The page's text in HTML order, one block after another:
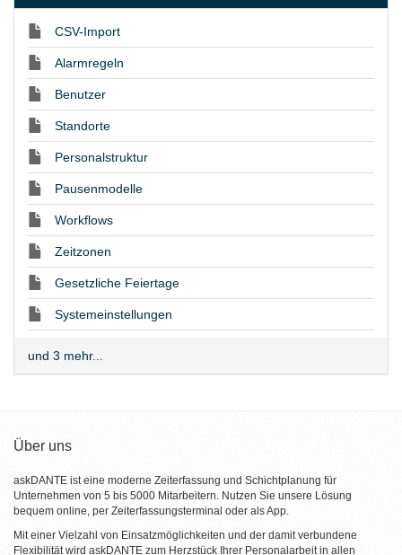
CSV-Import
Alarmregeln
Benutzer
Standorte
Personalstruktur
Pausenmodelle
Workflows
Zeitzonen
Gesetzliche Feiertage
Systemeinstellungen
und 3 mehr...
Über uns
askDANTE ist eine moderne Zeiterfassung und Schichtplanung für
Unternehmen von 5 bis 5000 Mitarbeitern. Nutzen Sie unsere Lösung
bequem online, per Zeiterfassungsterminal oder als App.
Mit einer Vielzahl von Einsatzmöglichkeiten und der damit verbundene
Flexibilität wird askDANTE zum Herzstück Ihrer Personalarbeit in allen